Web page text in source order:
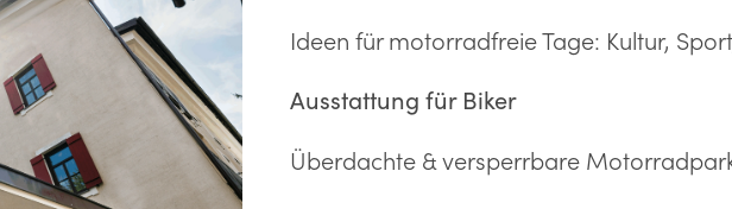
Ideen für motorradfreie Tage: Kultur,
Ausstattung für Biker
Überdachte & versperrbare